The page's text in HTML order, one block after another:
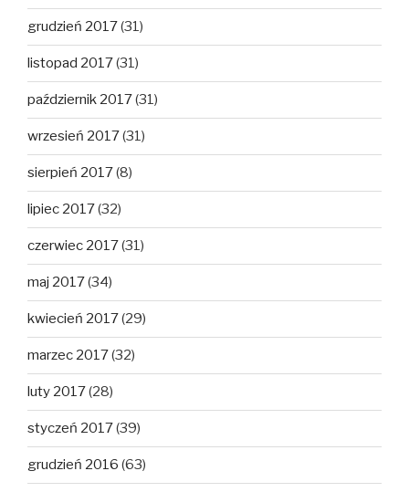
grudzień 2017(31)
listopad 2017(31)
październik 2017(31)
wrzesień 2017(31)
sierpień 2017(8)
lipiec 2017(32)
czerwiec 2017(31)
maj 2017(34)
kwiecień 2017(29)
marzec 2017(32)
luty 2017(28)
styczeń 2017(39)
grudzień 2016 (63)